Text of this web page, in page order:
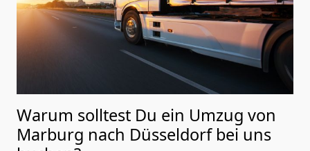
Warum solltest Du ein Umzug von
Marburg nach Düsseldorf bei uns